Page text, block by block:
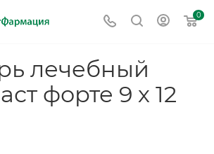
0
лечебный
форте 9 х 12